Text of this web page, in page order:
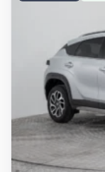
RESERVADO ECO